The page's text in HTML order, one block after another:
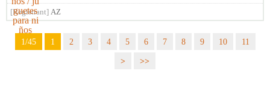
[Registrant] AZ
1/45 1 2 3 4 5 6 7 8 9 10
11
>
>>